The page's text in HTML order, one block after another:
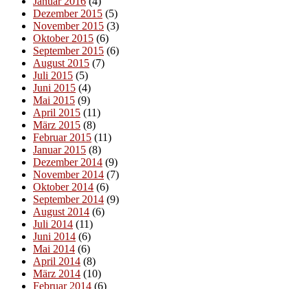
Dezember 2015 (5)
November 2015 (3)
Oktober 2015 (6)
September 2015 (6)
August 2015 (7)
Juli 2015 (5)
Juni 2015 (4)
Mai 2015 (9)
April 2015 (11)
März 2015 (8)
Februar 2015 (11)
Januar 2015 (8)
Dezember 2014 (9)
November 2014 (7)
Oktober 2014 (6)
September 2014 (9)
August 2014 (6)
Juli 2014 (11)
Juni 2014 (6)
Mai 2014 (6)
April 2014 (8)
März 2014 (10)
Februar 2014 (6)